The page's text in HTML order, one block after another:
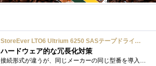
StoreEver LTO6 Ultrium 6250 SASテープドライブ(内蔵型)
ハードウェア的な冗長化対策